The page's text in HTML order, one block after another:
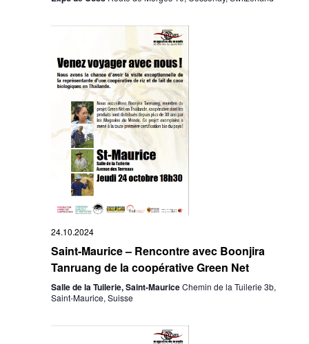
24.10.2024
Saint-Maurice – Rencontre avec Boonjira
Tanruang de la coopérative Green Net
Salle de la Tuilerie, Saint-MauriceChemin de la Tuilerie 3b,
Saint-Maurice, Suisse